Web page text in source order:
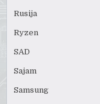
Rusija
Ryzen
SAD
Sajam
Samsung